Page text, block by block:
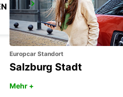
Europcar Standort
Salzburg Stadt
Mehr +